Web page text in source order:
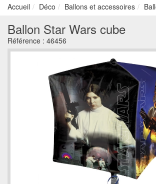
Accueil Déco Ballons et accessoires
Ballon Star Wars cube
Référence : 46456